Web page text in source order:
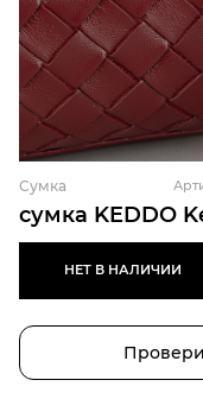
сумка KEDDO
Сумка
НЕТ В НАЛИЧИИ